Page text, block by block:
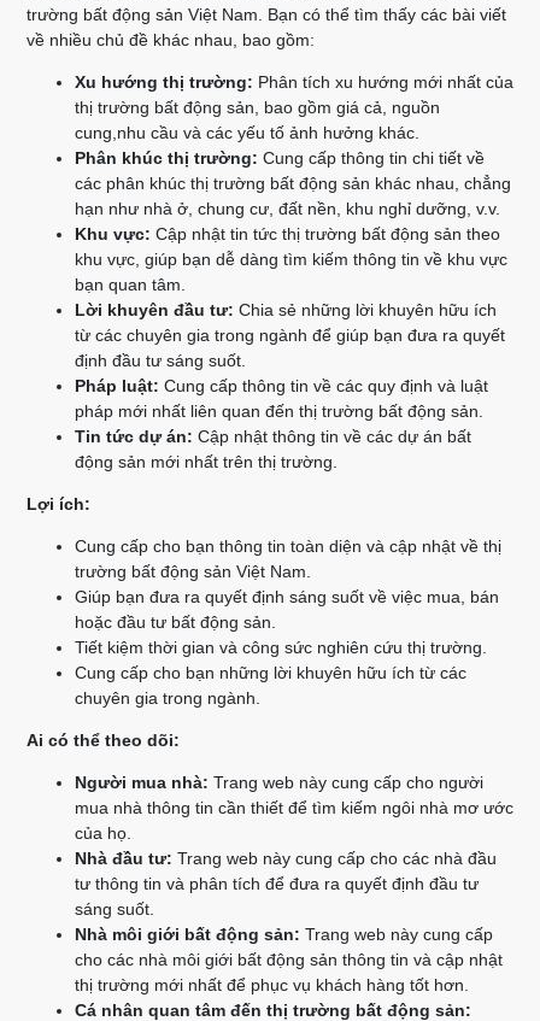
trường bất động sản Việt Nam. Bạn có thể tìm thấy các bài viết
về nhiều chủ đề khác nhau, bao gồm:
Xu hướng thị trường: Phân tích xu hướng mới nhất của
thị trường bất động sản, bao gồm giá cả, nguồn
cung,nhu cầu và các yếu tố ảnh hưởng khác.
Phân khúc thị trường: Cung cấp thông tin chi tiết về
các phân khúc thị trường bất động sản khác nhau, chẳng
hạn như nhà ở, chung cư, đất nền, khu nghỉ dưỡng, v.v.
Khu vực: Cập nhật tin tức thị trường bất động sản theo
khu vực, giúp bạn dễ dàng tìm kiếm thông tin về khu vực
bạn quan tâm.
Lời khuyên đầu tư: Chia sẻ những lời khuyên hữu ích
từ các chuyên gia trong ngành để giúp bạn đưa ra quyết
định đầu tư sáng suốt.
Pháp luật: Cung cấp thông tin về các quy định và luật
pháp mới nhất liên quan đến thị trường bất động sản.
Tin tức dự án: Cập nhật thông tin về các dự án bất
động sản mới nhất trên thị trường.
Lợi ích:
Cung cấp cho bạn thông tin toàn diện và cập nhật về thị
trường bất động sản Việt Nam.
Giúp bạn đưa ra quyết định sáng suốt về việc mua, bán
hoặc đầu tư bất động sản.
Tiết kiệm thời gian và công sức nghiên cứu thị trường.
Cung cấp cho bạn những lời khuyên hữu ích từ các
chuyên gia trong ngành.
Ai có thể theo dõi:
Người mua nhà: Trang web này cung cấp cho người
mua nhà thông tin cần thiết để tìm kiếm ngôi nhà mơ ước
của họ.
Nhà đầu tư: Trang web này cung cấp cho các nhà đầu
tư thông tin và phân tích để đưa ra quyết định đầu tư
sáng suốt.
Nhà môi giới bất động sản: Trang web này cung cấp
cho các nhà môi giới bất động sản thông tin và cập nhật
thị trường mới nhất để phục vụ khách hàng tốt hơn.
Cá nhân quan tâm đến thị trường bất động sản: